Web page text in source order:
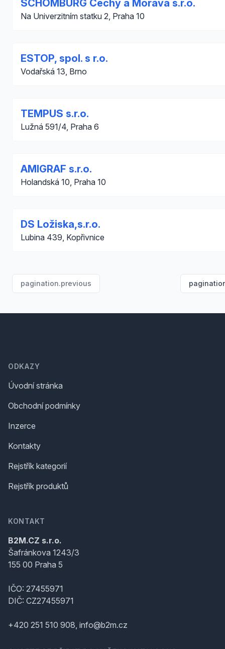
SCHOMBURG Čechy a Morava s.r.o.
Na Univerzitním statku 2, Praha 10
ESTOP, spol. s r.o.
Vodařská 13, Brno
TEMPUS s.r.o.
Lužná 591/4, Praha 6
AMIGRAF s.r.o.
Holandská 10, Praha 10
DS Ložiska,s.r.o.
Lubina 439, Kopřivnice
pagination.previous
ODKAZY
Úvodní stránka
Obchodní podmínky
Inzerce
Kontakty
Rejstřík kategorií
Rejstřík produktů
KONTAKT
B2M.CZ s.r.o.
Šafránkova 1243/3
155 00 Praha 5
IČO: 27455971
DIČ: CZ27455971
+420 251 510 908, info@b2m.cz